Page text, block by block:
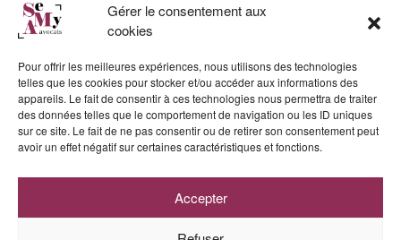
Gérer le consentement aux
cookies
Pour offrir les meilleures expériences, nous utilisons des technologies
telles que les cookies pour stocker et/ou accéder aux informations des
appareils. Le fait de consentir à ces technologies nous permettra de traiter
des données telles que le comportement de navigation ou les ID uniques
sur ce site. Le fait de ne pas consentir ou de retirer son consentement peut
avoir un effet négatif sur certaines caractéristiques et fonctions.
Accepter
Processus collaboratif
État-civil – Identité
Héritage
Violences Conjugales
Litige Enfants